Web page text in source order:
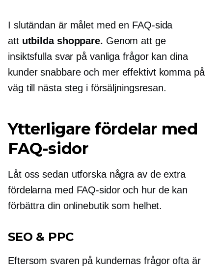
I slutändan är målet med en FAQ-sida
att utbilda shoppare. Genom att ge
insiktsfulla svar på vanliga frågor kan dina
kunder snabbare och mer effektivt komma på
väg till nästa steg i försäljningsresan.
Ytterligare fördelar med
FAQ-sidor
Låt oss sedan utforska några av de extra
fördelarna med FAQ-sidor och hur de kan
förbättra din onlinebutik som helhet.
SEO & PPC
Eftersom svaren på kundernas frågor ofta är